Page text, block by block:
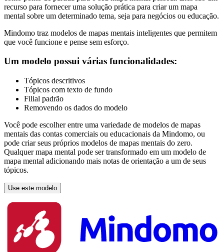
recurso para fornecer uma solução prática para criar um mapa
mental sobre um determinado tema, seja para negócios ou educação.
Mindomo traz modelos de mapas mentais inteligentes que permitem
que você funcione e pense sem esforço.
Um modelo possui várias funcionalidades:
Tópicos descritivos
Tópicos com texto de fundo
Filial padrão
Removendo os dados do modelo
Você pode escolher entre uma variedade de modelos de mapas
mentais das contas comerciais ou educacionais da Mindomo, ou
pode criar seus próprios modelos de mapas mentais do zero.
Qualquer mapa mental pode ser transformado em um modelo de
mapa mental adicionando mais notas de orientação a um de seus
tópicos.
Use este modelo